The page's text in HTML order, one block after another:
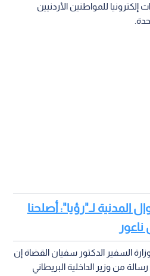
للمواطنين الأردنيين
المدنية لـ"رؤيا": أصلحنا
السفير الدكتور سفيان القضاة إن
من وزير الداخلية البريطاني